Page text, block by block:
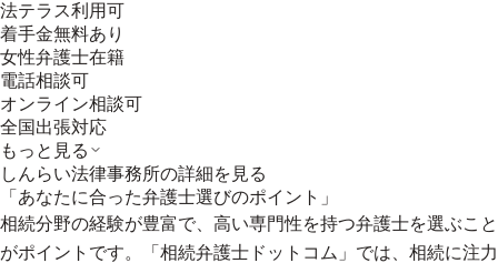
法テラス利用可
着手金無料あり
女性弁護士在籍
電話相談可
オンライン相談可
全国出張対応
もっと見る
しんらい法律事務所の詳細を見る
「あなたに合った弁護士選びのポイント」
相続分野の経験が豊富で、高い専門性を持つ弁護士を選ぶこと
がポイントです。「相続弁護士ドットコム」では、相続に注力